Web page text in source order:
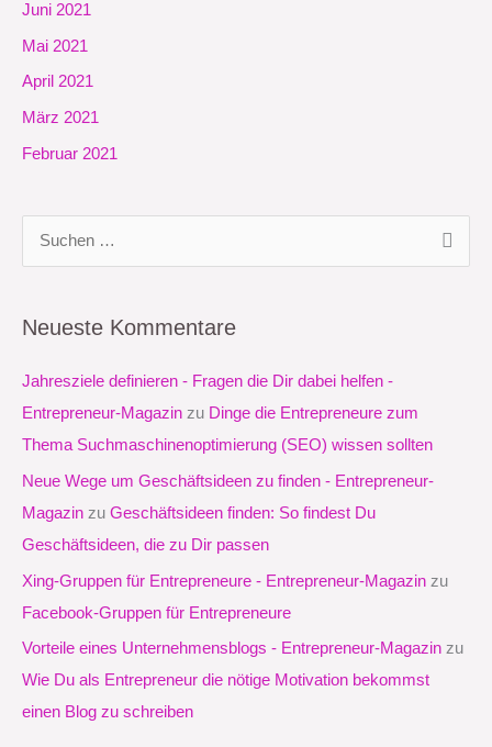
Juni 2021
Mai 2021
April 2021
März 2021
Februar 2021
h
e
n
n
Neueste Kommentare
Jahresziele definieren - Fragen die Dir dabei helfen -
Entrepreneur-Magazin zu Dinge die Entrepreneure zum
Thema Suchmaschinenoptimierung (SEO) wissen sollten
Neue Wege um Geschäftsideen zu finden - Entrepreneur-
Magazin zu Geschäftsideen finden: So findest Du
Geschäftsideen, die zu Dir passen
Xing-Gruppen für Entrepreneure - Entrepreneur-Magazin zu
Facebook-Gruppen für Entrepreneure
Vorteile eines Unternehmensblogs - Entrepreneur-Magazin zu
Wie Du als Entrepreneur die nötige Motivation bekommst
einen Blog zu schreiben